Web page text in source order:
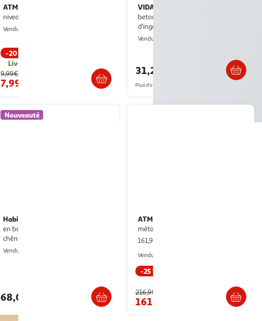
ATMOSPHERA
Vendu par
-20 %
Livr. ou retrait dès 1/2 semaines
9,99€
7,99€
VIDAXL
beton 75x18x18 cm Bois
d'ingenierie
Vendu par
31,25€
Plus d'offres à partir de
Nouveauté
Habitat et Jardin
en bois ring - 68 x 60 x 68 cm -
chêne de sonoma
Vendu par
68,00€
ATMOSPHERA
métal noir L90cm CAPUCINE
161,99€ / pce
Vendu par
-25 %
216,99€
161,99€